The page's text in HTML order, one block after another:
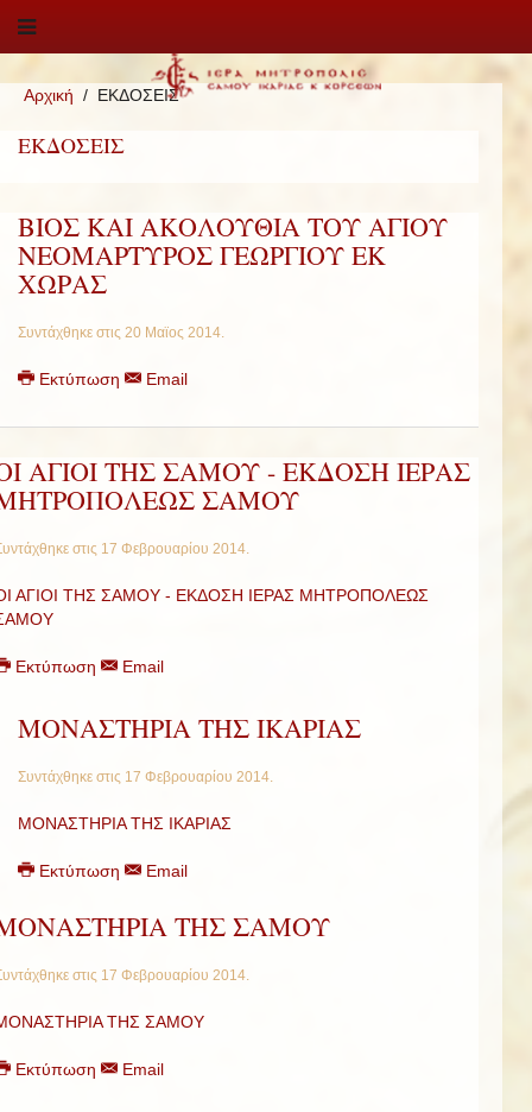
Αρχική ΕΚΔΟΣΕΙΣ
ΕΚΔΟΣΕΙΣ
ΒΙΟΣ ΚΑΙ ΑΚΟΛΟΥΘΙΑ ΤΟΥ ΑΓΙΟΥ
ΝΕΟΜΑΡΤΥΡΟΣ ΓΕΩΡΓΙΟΥ ΕΚ
ΧΩΡΑΣ
Συντάχθηκε στις 20 Μαϊος 2014.
Εκτύπωση Email
ΑΓΙΟΙ ΤΗΣ ΣΑΜΟΥ - ΕΚΔΟΣΗ ΙΕΡΑΣ
ΣΑΜΟΥ
στις 17 Φεβρουαρίου 2014.
ΑΓΙΟΙ ΤΗΣ ΣΑΜΟΥ - ΕΚΔΟΣΗ ΙΕΡΑΣ ΜΗΤΡΟΠΟΛΕΩΣ
Εκτύπωση Email
ΜΟΝΑΣΤΗΡΙΑ ΤΗΣ ΙΚΑΡΙΑΣ
Συντάχθηκε στις 17 Φεβρουαρίου 2014.
ΜΟΝΑΣΤΗΡΙΑ ΤΗΣ ΙΚΑΡΙΑΣ
Εκτύπωση Email
ΤΗΣ ΣΑΜΟΥ
στις 17 Φεβρουαρίου 2014.
ΤΗΣ ΣΑΜΟΥ
Εκτύπωση Email